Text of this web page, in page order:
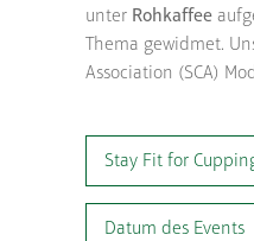
unter Rohkaffee
Thema gewidmet.
Association (SCA)
Stay Fit for
Datum des Events